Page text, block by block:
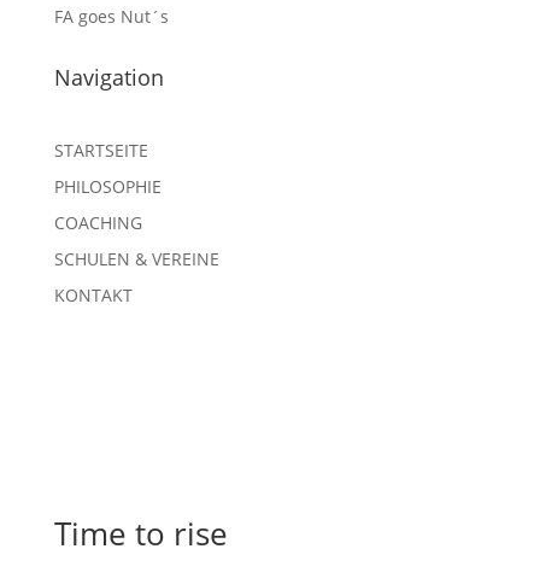
FA goes Nut´s
Navigation
STARTSEITE
PHILOSOPHIE
COACHING
SCHULEN & VEREINE
KONTAKT
Time to rise